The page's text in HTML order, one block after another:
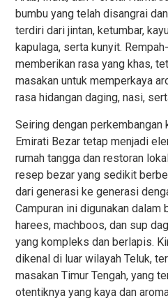
bumbu yang telah disangrai
terdiri dari jintan, ketumbar,
kapulaga, serta kunyit.
memberikan rasa yang khas,
masakan untuk memperkaya
rasa hidangan daging, nasi,
Seiring dengan perkembangan
Emirati Bezar tetap menjadi
rumah tangga dan restoran
resep bezar yang sedikit
dari generasi ke generasi
Campuran ini digunakan
harees, machboos, dan sup
yang kompleks dan berlapis.
dikenal di luar wilayah Teluk,
masakan Timur Tengah, yang
otentiknya yang kaya dan